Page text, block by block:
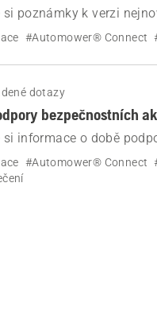
si poznámky k verzi
Aspire™ R4.
#Automower® Connect
dotazy
bezpečnostních
si informace o době
podporujících
#Automower® Connect